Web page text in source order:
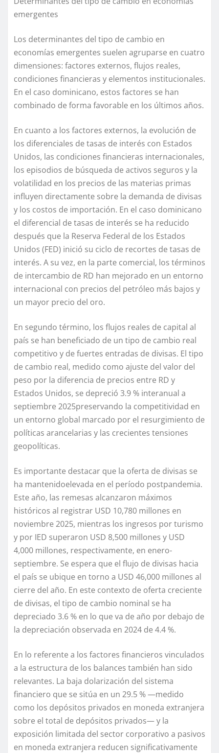
emergentes
Los determinantes del tipo de cambio en
economías emergentes suelen agruparse en cuatro
dimensiones: factores externos, flujos reales,
condiciones financieras y elementos institucionales.
En el caso dominicano, estos factores se han
combinado de forma favorable en los últimos años.
En cuanto a los factores externos, la evolución de
los diferenciales de tasas de interés con Estados
Unidos, las condiciones financieras internacionales,
los episodios de búsqueda de activos seguros y la
volatilidad en los precios de las materias primas
influyen directamente sobre la demanda de divisas
y los costos de importación. En el caso dominicano
el diferencial de tasas de interés se ha reducido
después que la Reserva Federal de los Estados
Unidos (FED) inició su ciclo de recortes de tasas de
interés. A su vez, en la parte comercial, los términos
de intercambio de RD han mejorado en un entorno
internacional con precios del petróleo más bajos y
un mayor precio del oro.
En segundo término, los flujos reales de capital al
país se han beneficiado de un tipo de cambio real
competitivo y de fuertes entradas de divisas. El tipo
de cambio real, medido como ajuste del valor del
peso por la diferencia de precios entre RD y
Estados Unidos, se depreció 3.9 % interanual a
septiembre 2025preservando la competitividad en
un entorno global marcado por el resurgimiento de
políticas arancelarias y las crecientes tensiones
geopolíticas.
Es importante destacar que la oferta de divisas se
ha mantenidoelevada en el período postpandemia.
Este año, las remesas alcanzaron máximos
históricos al registrar USD 10,780 millones en
noviembre 2025, mientras los ingresos por turismo
y por IED superaron USD 8,500 millones y USD
4,000 millones, respectivamente, en enero-
septiembre. Se espera que el flujo de divisas hacia
el país se ubique en torno a USD 46,000 millones al
cierre del año. En este contexto de oferta creciente
de divisas, el tipo de cambio nominal se ha
depreciado 3.6% en lo que va de año por debajo de
la depreciación observada en 2024 de 4.4%.
En lo referente a los factores financieros vinculados
a la estructura de los balances también han sido
relevantes. La baja dolarización del sistema
financiero que se sitúa en un 29.5%—medido
como los depósitos privados en moneda extranjera
sobre el total de depósitos privados— y la
exposición limitada del sector corporativo a pasivos
en moneda extranjera reducen significativamente